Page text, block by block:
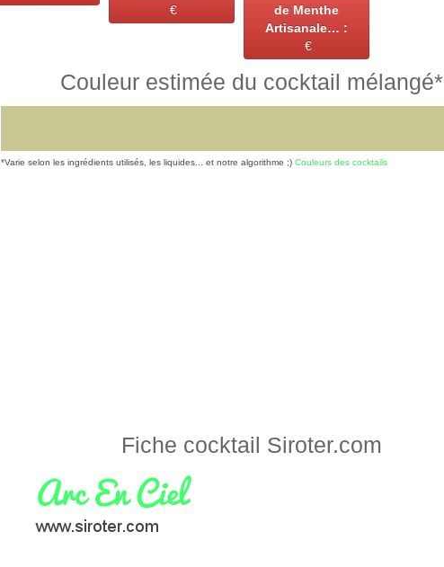
€
de Menthe
Artisanale… :
€
Couleur estimée du cocktail mélangé*
*Varie selon les ingrédients utilisés, les liquides... et notre algorithme ;) Couleurs des cocktails
Fiche cocktail Siroter.com